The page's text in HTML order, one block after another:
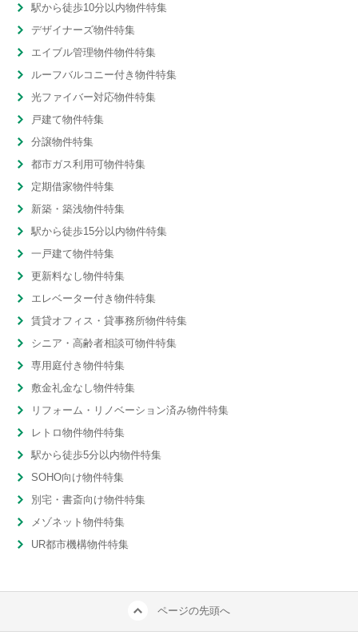
駅から徒歩10分以内物件特集
デザイナーズ物件特集
エイブル管理物件物件特集
ルーフバルコニー付き物件特集
光ファイバー対応物件特集
戸建て物件特集
分譲物件特集
都市ガス利用可物件特集
定期借家物件特集
新築・築浅物件特集
駅から徒歩15分以内物件特集
一戸建て物件特集
更新料なし物件特集
エレベーター付き物件特集
賃貸オフィス・貸事務所物件特集
シニア・高齢者相談可物件特集
専用庭付き物件特集
敷金礼金なし物件特集
リフォーム・リノベーション済み物件特集
レトロ物件物件特集
駅から徒歩5分以内物件特集
SOHO向け物件特集
別宅・書斎向け物件特集
メゾネット物件特集
UR都市機構物件特集
ページの先頭へ